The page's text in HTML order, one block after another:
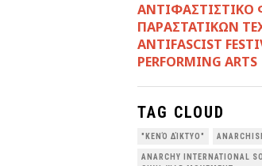
ANTIΦΑΣΤΙΣΤΙΚΟ
ΠΑΡΑΣΤΑΤΙΚΩΝ
ANTIFASCIST
PERFORMING ARTS
TAG CLOUD
"ΚΕΝΌ ΔΊΚΤΥΟ"
ANARCHY INTERNATIONAL